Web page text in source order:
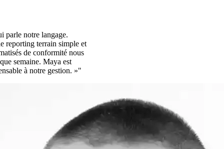
parle notre langage.
reporting terrain simple et
de conformité nous
semaine. Maya est
à notre gestion. »"